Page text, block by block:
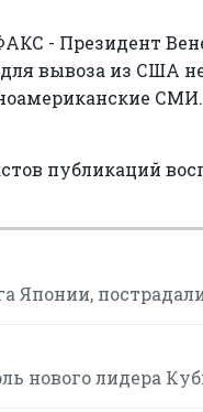
- Президент
для вывоза из США
СМИ.
публикаций
Японии,
нового лидера